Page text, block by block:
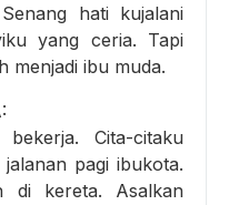
hati kujalani
yang ceria. Tapi
menjadi ibu muda.
Cita-citaku
pagi ibukota.
di kereta. Asalkan